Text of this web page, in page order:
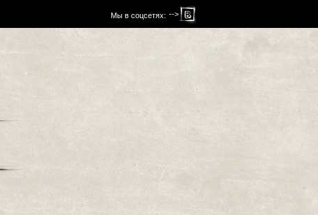
Мы в соцсетях: -->